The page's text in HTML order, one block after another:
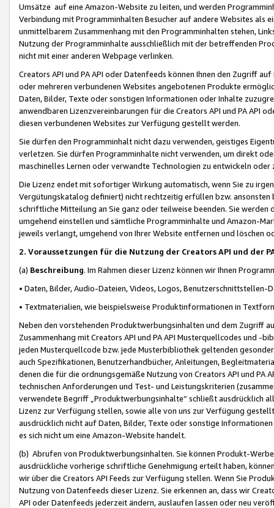
Umsätze auf eine Amazon-Website zu leiten, und werden
Verbindung mit Programminhalten Besucher auf andere Websites als
unmittelbarem Zusammenhang mit den Programminhalten stehen,
Nutzung der Programminhalte ausschließlich mit der betreffenden
nicht mit einer anderen Webpage verlinken.
Creators API und PA API oder Datenfeeds können Ihnen den Zugriff
oder mehreren verbundenen Websites angebotenen Produkte
Daten, Bilder, Texte oder sonstigen Informationen oder Inhalte
anwendbaren Lizenzvereinbarungen für die Creators API und PA API
diesen verbundenen Websites zur Verfügung gestellt werden.
Sie dürfen den Programminhalt nicht dazu verwenden, geistiges
verletzen. Sie dürfen Programminhalte nicht verwenden, um direkt
maschinelles Lernen oder verwandte Technologien zu entwickeln
Die Lizenz endet mit sofortiger Wirkung automatisch, wenn Sie zu
Vergütungskatalog definiert) nicht rechtzeitig erfüllen bzw. ansonsten
schriftliche Mitteilung an Sie ganz oder teilweise beenden. Sie werden
umgehend einstellen und sämtliche Programminhalte und Amazon-
jeweils verlangt, umgehend von Ihrer Website entfernen und löschen
2. Voraussetzungen für die Nutzung der Creators API und der
(a) Beschreibung. Im Rahmen dieser Lizenz können wir Ihnen
• Daten, Bilder, Audio-Dateien, Videos, Logos, Benutzerschnittstellen-
• Textmaterialien, wie beispielsweise Produktinformationen in
Neben den vorstehenden Produktwerbungsinhalten und dem Zugriff
Zusammenhang mit Creators API und PA API Musterquellcodes und
jeden Musterquellcode bzw. jede Musterbibliothek geltenden
auch Spezifikationen, Benutzerhandbücher, Anleitungen,
denen die für die ordnungsgemäße Nutzung von Creators API und PA
technischen Anforderungen und Test- und Leistungskriterien
verwendete Begriff „Produktwerbungsinhalte“ schließt ausdrücklich
Lizenz zur Verfügung stellen, sowie alle von uns zur Verfügung
ausdrücklich nicht auf Daten, Bilder, Texte oder sonstige
es sich nicht um eine Amazon-Website handelt.
(b) Abrufen von Produktwerbungsinhalten. Sie können Produkt-
ausdrückliche vorherige schriftliche Genehmigung erteilt haben,
wir über die Creators API Feeds zur Verfügung stellen. Wenn Sie
Nutzung von Datenfeeds dieser Lizenz. Sie erkennen an, dass wir
API oder Datenfeeds jederzeit ändern, auslaufen lassen oder neu